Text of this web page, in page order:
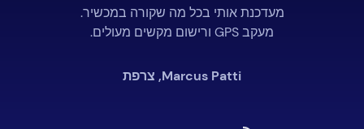
מעדכנת אותי בכל מה שקורה במכשיר.
מעקב GPS ורישום מקשים מעולים.
Marcus Patti, צרפת